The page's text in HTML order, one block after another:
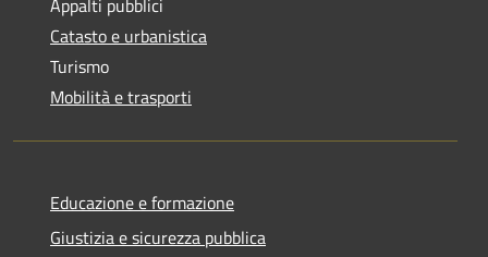
Catasto e urbanistica
Turismo
Mobilità e trasporti
Educazione e formazione
Giustizia e sicurezza pubblica